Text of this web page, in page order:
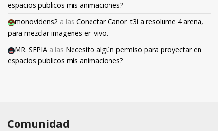
espacios publicos mis animaciones?
monovidens2 a las Conectar Canon t3i a resolume 4 arena,
para mezclar imagenes en vivo.
MR. SEPIA a las Necesito algún permiso para proyectar en
espacios publicos mis animaciones?
Comunidad